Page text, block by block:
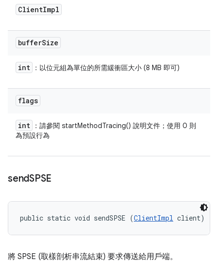
ClientImpl
bufferSize
int ：以位元組為單位的所需緩衝區大小 (8 MB 即可)
flags
int
：請參閱 startMethodTracing() 說明文件；使用 0 則
為預設行為
sendSPSE
public static void sendSPSE (ClientImpl client)
將 SPSE (取樣剖析串流結束) 要求傳送給用戶端。